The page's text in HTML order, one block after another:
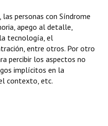
personas con Síndrome
apego al detalle,
tecnología, el
entre otros. Por otro
percibir los aspectos no
implícitos en la
contexto, etc.